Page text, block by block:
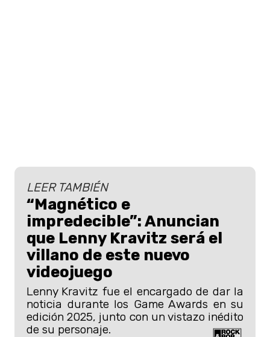
LEER TAMBIÉN
“Magnético e
impredecible”: Anuncian
que Lenny Kravitz será el
villano de este nuevo
videojuego
Lenny Kravitz fue el encargado de dar la
noticia durante los Game Awards en su
edición 2025, junto con un vistazo inédito
de su personaje.